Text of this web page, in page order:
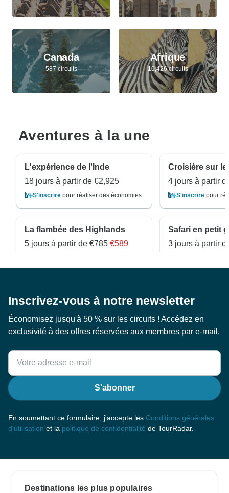
Canada
587 circuits
Afrique
10,426 circuits
Aventures à la une
L'expérience de l'Inde
18 jours à partir de €2,925
S'inscrire pour réaliser des économies
4 jours à partir
S'inscrire pour
La flambée des Highlands
5 jours à partir de €785 €589 3 jours à partir
Inscrivez-vous à notre newsletter
Économisez jusqu'à 50 % sur les circuits ! Accédez en
exclusivité à des offres réservées aux membres par e-mail.
S'abonner
En soumettant ce formulaire, j'accepte les Conditions générales
d'utilisation et la politique de confidentialité de TourRadar.
Destinations les plus populaires